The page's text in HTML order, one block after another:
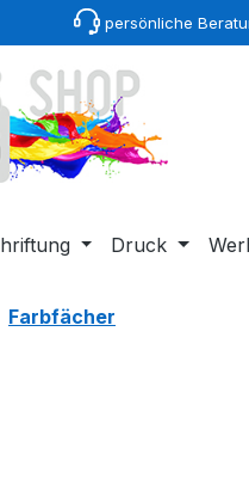
springen
persönliche
Druck
Farbfächer